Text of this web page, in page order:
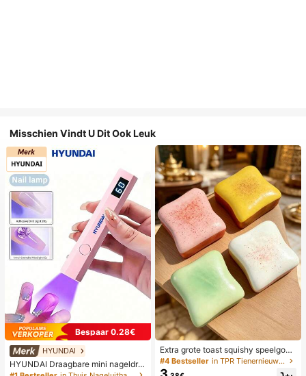
Misschien Vindt U Dit Ook Leuk
Bespaar 0.28€
HYUNDAI
HYUNDAI Draagbare mini nageldro
ger, oplaadbare handlamp UV/LED
Extra grote toast squishy speelgoe
d, superzachte boter toast stressve
rlichtend knijpspeelgoed, verkrijgba
#4 Bestseller in TPR Tienernieuwigheid en grappenspeelgoed